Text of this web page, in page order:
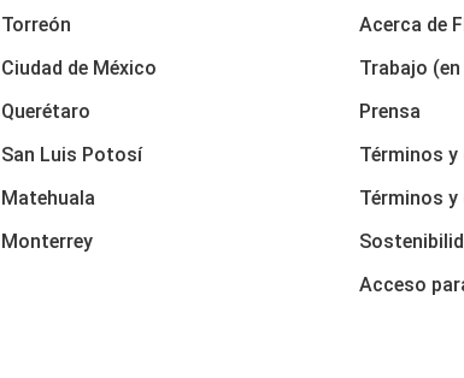
Torreón
Ciudad de México
Querétaro
San Luis Potosí
Matehuala
Monterrey
Acerca de
Trabajo
Prensa
Términos
Términos y
Acceso